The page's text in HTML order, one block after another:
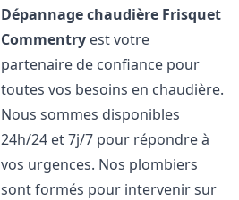
Dépannage chaudière Frisquet
Commentry est votre
partenaire de confiance pour
toutes vos besoins en chaudière.
Nous sommes disponibles
24h/24 et 7j/7 pour répondre à
vos urgences. Nos plombiers
sont formés pour intervenir sur